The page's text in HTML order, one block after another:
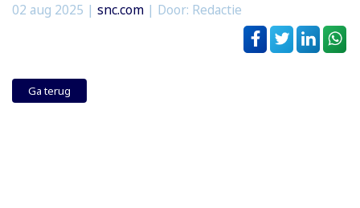
02 aug 2025 | snc.com | Door: Redactie
Ga terug